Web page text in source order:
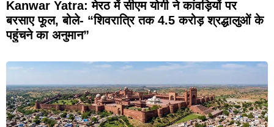
Kanwar Yatra: मेरठ में सीएम योगी ने कांवड़ियों पर
बरसाए फूल, बोले- “शिवरात्रि तक 4.5 करोड़ श्रद्धालुओं के
पहुंचने का अनुमान”